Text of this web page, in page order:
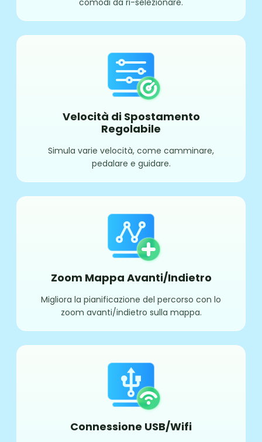
comodi da ri-selezionare.
Velocità di Spostamento
Regolabile
Simula varie velocità, come camminare,
pedalare e guidare.
Zoom Mappa Avanti/Indietro
Migliora la pianificazione del percorso con lo
zoom avanti/indietro sulla mappa.
Connessione USB/Wifi